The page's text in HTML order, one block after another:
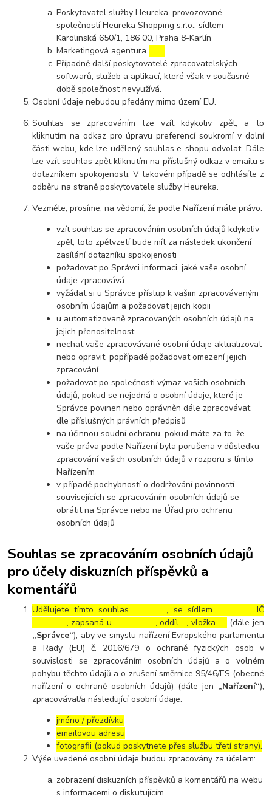
Poskytovatel služby Heureka, provozované
společností Heureka Shopping s.r.o., sídlem
Karolinská 650/1, 186 00, Praha 8-Karlín
Marketingová agentura………
Případně další poskytovatelé zpracovatelských
softwarů, služeb a aplikací, které však v současné
době společnost nevyužívá.
Osobní údaje nebudou předány mimo území EU.
Souhlas se zpracováním lze vzít kdykoliv zpět, a to
kliknutím na odkaz pro úpravu preferencí soukromí v dolní
části webu, kde lze udělený souhlas e-shopu odvolat. Dále
lze vzít souhlas zpět kliknutím na příslušný odkaz v emailu s
dotazníkem spokojenosti. V takovém případě se odhlásíte z
odběru na straně poskytovatele služby Heureka.
Vezměte, prosíme, na vědomí, že podle Nařízení máte právo:
vzít souhlas se zpracováním osobních údajů kdykoliv
zpět, toto zpětvzetí bude mít za následek ukončení
zasílání dotazníku spokojenosti
požadovat po Správci informaci, jaké vaše osobní
údaje zpracovává
vyžádat si u Správce přístup k vašim zpracovávaným
osobním údajům a požadovat jejich kopii
u automatizovaně zpracovaných osobních údajů na
jejich přenositelnost
nechat vaše zpracovávané osobní údaje aktualizovat
nebo opravit, popřípadě požadovat omezení jejich
zpracování
požadovat po společnosti výmaz vašich osobních
údajů, pokud se nejedná o osobní údaje, které je
Správce povinen nebo oprávněn dále zpracovávat
dle příslušných právních předpisů
na účinnou soudní ochranu, pokud máte za to, že
vaše práva podle Nařízení byla porušena v důsledku
zpracování vašich osobních údajů v rozporu s tímto
Nařízením
v případě pochybností o dodržování povinností
souvisejících se zpracováním osobních údajů se
obrátit na Správce nebo na Úřad pro ochranu
osobních údajů
Souhlas se zpracováním osobních údajů
pro účely diskuzních příspěvků a
komentářů
Udělujete tímto souhlas ……………..., se sídlem ………………, IČ
………………., zapsaná u ………………… , oddíl …, vložka ….. (dále jen
„Správce“), aby ve smyslu nařízení Evropského parlamentu
a Rady (EU) č. 2016/679 o ochraně fyzických osob v
souvislosti se zpracováním osobních údajů a o volném
pohybu těchto údajů a o zrušení směrnice 95/46/ES (obecné
nařízení o ochraně osobních údajů) (dále jen „Nařízení“),
zpracovával/a následující osobní údaje:
jméno / přezdívku
emailovou adresu
fotografii (pokud poskytnete přes službu třetí strany).
Výše uvedené osobní údaje budou zpracovány za účelem:
zobrazení diskuzních příspěvků a komentářů na webu
s informacemi o diskutujícím